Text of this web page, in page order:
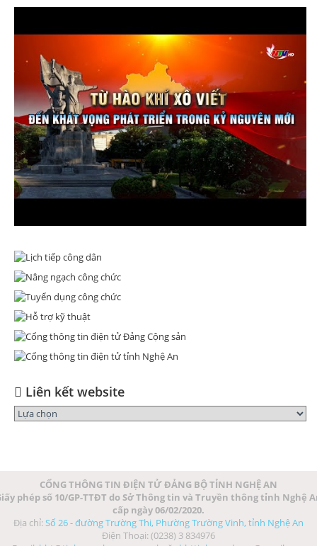
Liên kết website
CỔNG THÔNG TIN ĐIỆN TỬ ĐẢNG BỘ TỈNH NGHỆ AN
phép số 10/GP-TTĐT do Sở Thông tin và Truyền thông tỉnh Nghệ
cấp ngày 06/02/2020.
Địa chỉ: Số 26 - đường Trường Thi, Phường Trường Vinh, tỉnh Nghệ An
Điện Thoại: (0238) 3 834976